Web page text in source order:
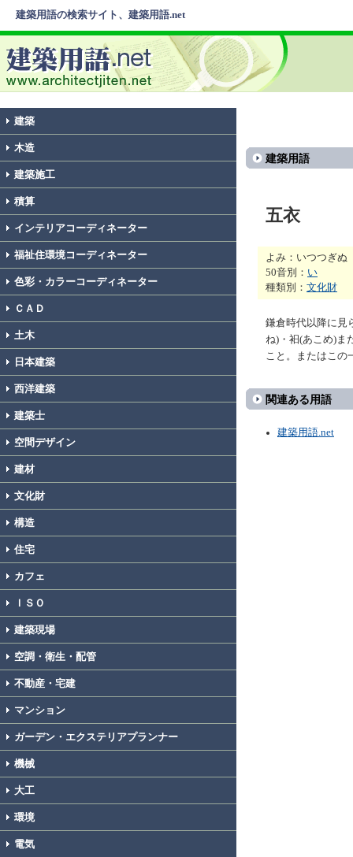
建築用語の検索サイト、建築用語.net
建築
木造
建築施工
積算
インテリアコーディネーター
福祉住環境コーディネーター
色彩・カラーコーディネーター
ＣＡＤ
土木
日本建築
西洋建築
建築士
空間デザイン
建材
文化財
構造
住宅
カフェ
ＩＳＯ
建築現場
空調・衛生・配管
不動産・宅建
マンション
ガーデン・エクステリアプランナー
機械
大工
環境
電気
建築用語
五衣
よみ：いつつぎぬ
50音別： い
種類別： 文化財
鎌倉時代以降に見
ね)・衵(あこめ)ま
こと。またはこの
関連ある用語
建築用語.net